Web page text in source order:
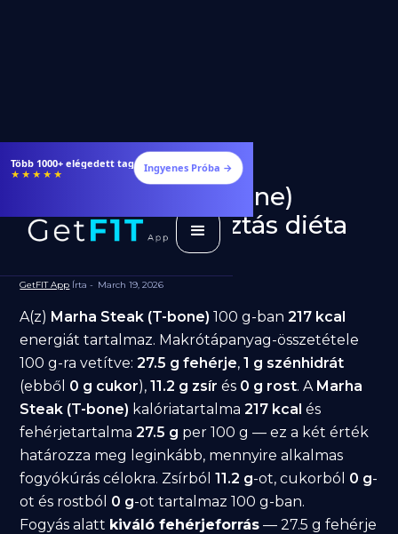
Több 1000+ elégedett tag
★★★★★ Ingyenes Próba →
Marha Steak (T-bone)
fogyásra: jó választás diéta
GetFIT App Írta - March 19, 2026
A(z) Marha Steak (T-bone) 100 g-ban217 kcal
energiát tartalmaz. Makrótápanyag-összetétele
100 g-ra vetítve:27.5 g fehérje,1 g szénhidrát
(ebből 0 g cukor),11.2 g zsír és 0 g rost. A Marha
Steak (T-bone) kalóriatartalma217 kcal és
fehérjetartalma27.5 g per 100 g — ez a két érték
határozza meg leginkább, mennyire alkalmas
fogyókúrás célokra. Zsírból11.2 g-ot, cukorból 0 g-
ot és rostból 0 g-ot tartalmaz 100 g-ban.
Fogyás alatt kiváló fehérjeforrás — 27.5 g fehérje